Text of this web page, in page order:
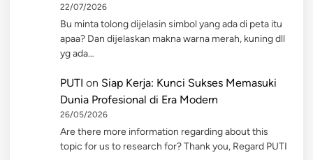
22/07/2026
Bu minta tolong dijelasin simbol yang ada di peta itu
apaa? Dan dijelaskan makna warna merah, kuning dll
yg ada…
PUTI on Siap Kerja: Kunci Sukses Memasuki
Dunia Profesional di Era Modern
26/05/2026
Are there more information regarding about this
topic for us to research for? Thank you, Regard PUTI